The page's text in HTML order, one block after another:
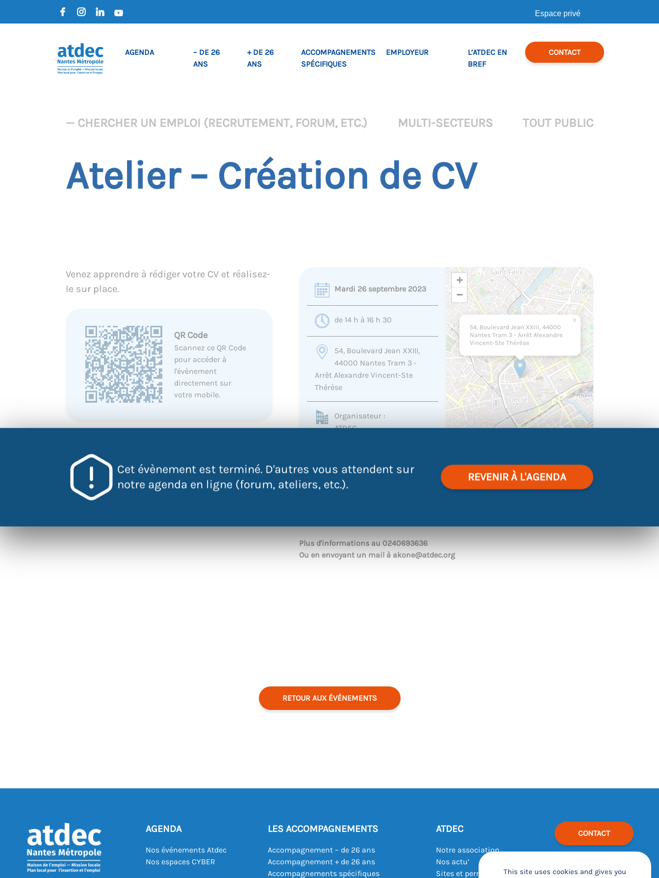
Espace privé
AGENDA
– DE 26
ANS
+ DE 26
ANS
ACCOMPAGNEMENTS
SPÉCIFIQUES
EMPLOYEUR
L’ATDEC EN
BREF
CONTACT
Cet évènement est terminé. D'autres vous attendent sur
notre agenda en ligne (forum, ateliers, etc.).
REVENIR À L'AGENDA
— CHERCHER UN EMPLOI (RECRUTEMENT, FORUM, ETC.) MULTI-SECTEURS TOUT PUBLIC
Atelier – Création de CV
Venez apprendre à rédiger votre CV et réalisez-
le sur place.
QR Code
Scannez ce QR Code
pour accéder à
l'évènement
directement sur
votre mobile.
Mardi 26 septembre 2023
de 14 h à 16 h 30
54, Boulevard Jean XXIII,
44000 Nantes Tram 3 -
Arrêt Alexandre Vincent-Ste
Thérèse
Organisateur :
ATDEC
akone@atdec.org
54, Boulevard Jean XXIII, 44000
Nantes Tram 3 - Arrêt Alexandre
Vincent-Ste Thérèse
×
+
−
contributors
Plus d'informations au 0240693636
Ou en envoyant un mail à akone@atdec.org
RETOUR AUX ÉVÉNEMENTS
AGENDA
Nos événements Atdec
Nos espaces CYBER
LES ACCOMPAGNEMENTS
Accompagnement – de 26 ans
Accompagnement + de 26 ans
Accompagnements spécifiques
ATDEC
Notre association
Nos actu’
Sites et permanences
CONTACT
This site uses cookies and gives you